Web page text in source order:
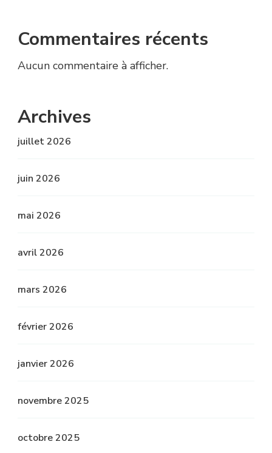
Commentaires récents
Aucun commentaire à afficher.
Archives
juillet 2026
juin 2026
mai 2026
avril 2026
mars 2026
février 2026
janvier 2026
novembre 2025
octobre 2025